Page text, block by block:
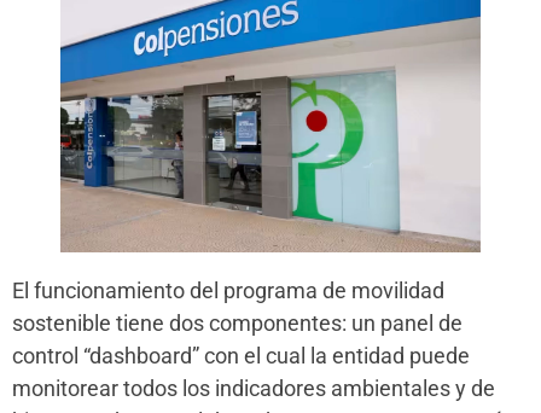
El funcionamiento del programa de movilidad
sostenible tiene dos componentes: un panel de
control “dashboard” con el cual la entidad puede
monitorear todos los indicadores ambientales y de